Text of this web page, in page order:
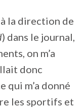
la direction de
) dans le journal,
on m’a
donc
qui m’a donné
les sportifs et